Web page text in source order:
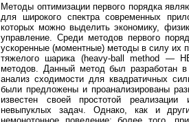
Методы оптимизации первого порядка
для широкого спектра современных
которых можно выделить экономику,
управление. Среди методов первого
ускоренные (моментные) методы в силу их
тяжелого шарика (heavy-ball method —
методов. Данный метод был разработан
анализ сходимости для квадратичных
были предложены и проанализированы
известен своей простотой
невыпуклых задач. Однако, как и